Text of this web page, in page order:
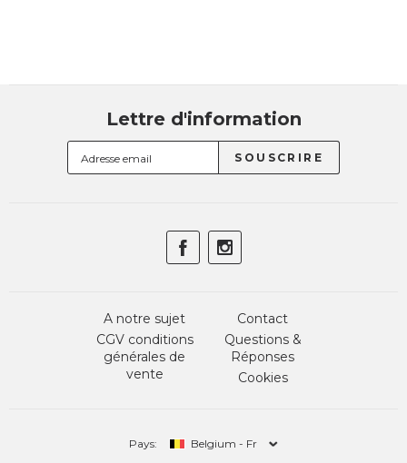
Lettre d'information
A notre sujet
CGV conditions
générales de
vente
Contact
Questions &
Réponses
Cookies
Pays: Belgium - Fr